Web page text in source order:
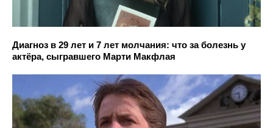
Диагноз в 29 лет и 7 лет молчания: что за болезнь у
актёра, сыгравшего Марти Макфлая